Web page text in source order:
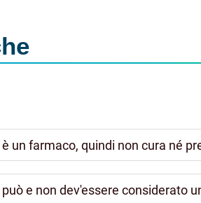
un farmaco, quindi non cura né
e non dev'essere considerato